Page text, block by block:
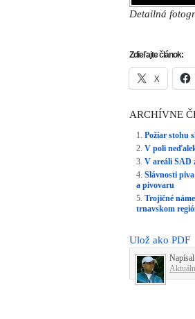
Detailná
Zdieľajte článok:
X
ARCHÍVNE
Požiar stohu
V poli
V areáli SAD
Slávnosti
a pivovaru
Trojičné
trnavskom
Ulož ako PDF
Napísal